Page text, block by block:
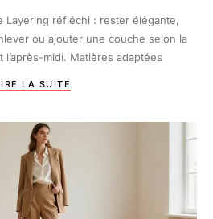
Layering réfléchi : rester élégante,
ou ajouter une couche selon la
l’après-midi. Matières adaptées
LA SUITE